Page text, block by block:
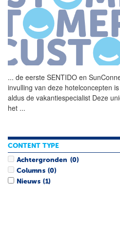
... de eerste SENTIDO en
invulling van deze hotelconcepten
aldus de vakantiespecialist Deze
het ...
CONTENT TYPE
Achtergronden (0)
Columns (0)
Nieuws (1)